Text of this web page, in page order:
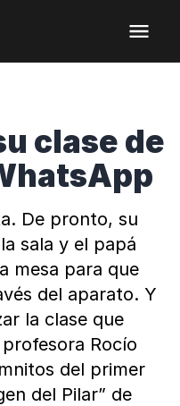
clase de
De pronto, su
sala y el papá
mesa para que
del aparato. Y
la clase que
Rocío
del primer
del Pilar” de